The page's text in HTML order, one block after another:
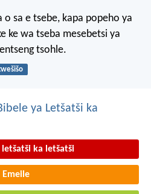
o sa e tsebe, kapa popeho ya
ke wa tseba mesebetsi ya
tsohle.
ya Letšatši ka
letšatši ka letšatši
Emeile